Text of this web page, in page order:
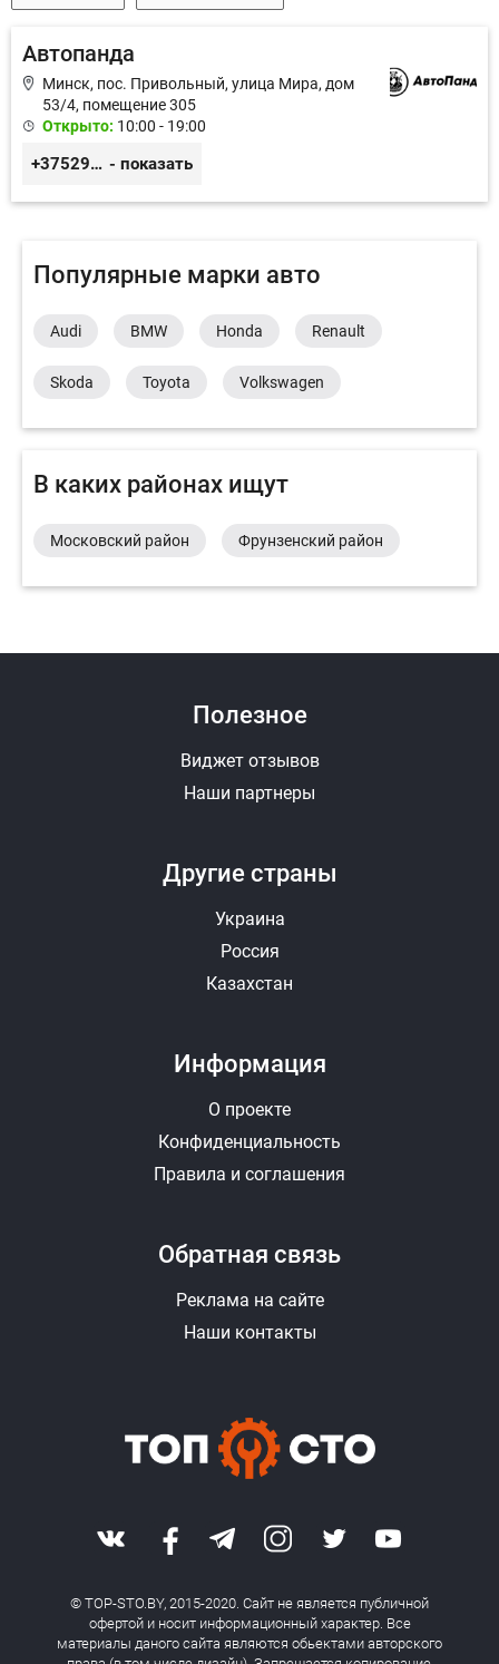
Автопанда
Минск, пос. Привольный, улица Мира, дом
53/4, помещение 305
Открыто: 10:00 - 19:00
+375296605852 - показать
Популярные марки авто
Audi BMW Honda Renault
Skoda Toyota Volkswagen
В каких районах ищут
Московский район Фрунзенский район
Другие страны
Украина
Россия
Казахстан
Полезное
Виджет отзывов
Наши партнеры
Информация
О проекте
Конфиденциальность
Правила и соглашения
Обратная связь
Реклама на сайте
Наши контакты
© TOP-STO.BY, 2015-2020. Сайт не является публичной
офертой и носит информационный характер. Все
материалы даного сайта являются обьектами авторского